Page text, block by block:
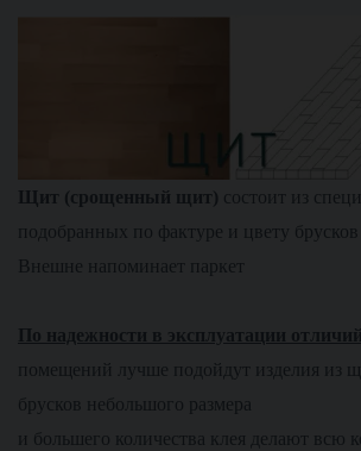
Щит (срощенный щит) состоит из
подобранных по фактуре и цвету брусков
Внешне напоминает паркет
По надежности в эксплуатации
помещений лучше подойдут изделия из
брусков небольшого размера
и большего количества клея делают всю